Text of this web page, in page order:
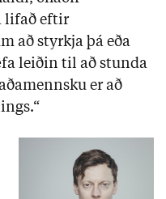
lifað eftir
að styrkja þá eða
leiðin til að stunda
er að